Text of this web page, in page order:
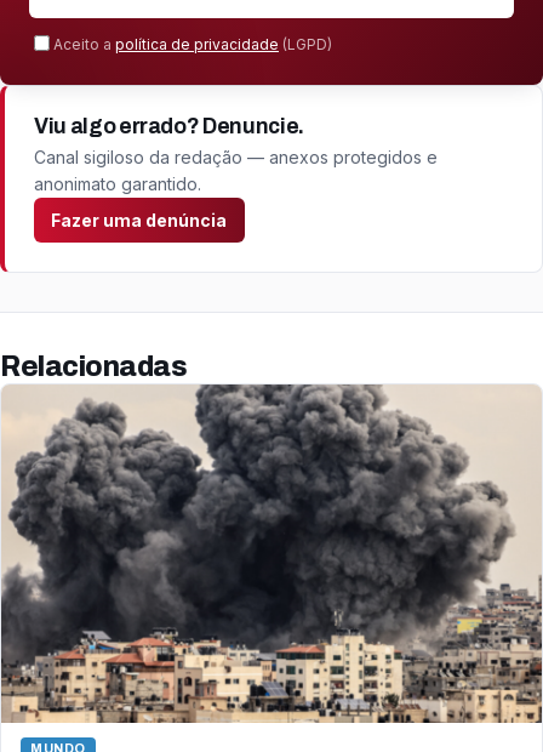
Aceito a política de privacidade (LGPD)
Viu algo errado? Denuncie.
Canal sigiloso da redação — anexos protegidos e
anonimato garantido.
Fazer uma denúncia
Relacionadas
MUNDO